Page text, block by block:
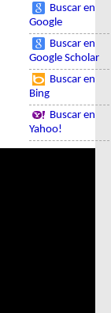
Buscar en
Google
Buscar en
Google Scholar
Buscar en
Bing
Buscar en
Yahoo!